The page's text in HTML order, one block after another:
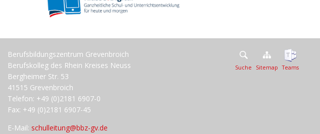
Berufsbildungszentrum Grevenbroich
Berufskolleg des Rhein Kreises Neuss
Bergheimer Str. 53
41515 Grevenbroich
Telefon: +49 (0)2181 6907-0
Fax: +49 (0)2181 6907-45
E-Mail: schulleitung@bbz-gv.de
Suche Sitemap Teams